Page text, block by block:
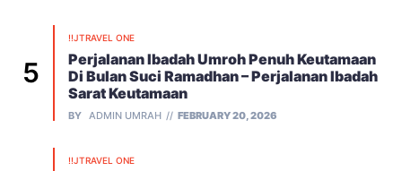
!!JTRAVEL ONE
Perjalanan Ibadah Umroh Penuh Keutamaan
Di Bulan Suci Ramadhan – Perjalanan Ibadah
Sarat Keutamaan
BY ADMIN UMRAH FEBRUARY 20, 2026
!!JTRAVEL ONE